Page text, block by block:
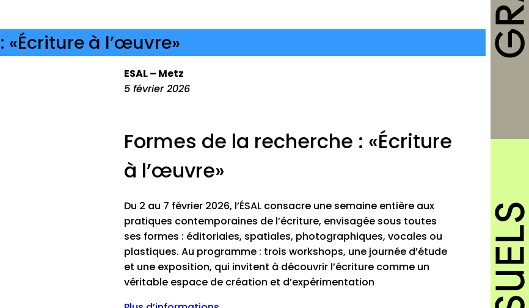
«Écriture à l’œuvre»
ESAL – Metz
5 février 2026
Formes de la recherche : «Écriture
à l’œuvre»
Du 2 au 7 février 2026, l’ÉSAL consacre une semaine entière aux
pratiques contemporaines de l’écriture, envisagée sous toutes
ses formes : éditoriales, spatiales, photographiques, vocales ou
plastiques. Au programme : trois workshops, une journée d’étude
et une exposition, qui invitent à découvrir l’écriture comme un
véritable espace de création et d’expérimentation